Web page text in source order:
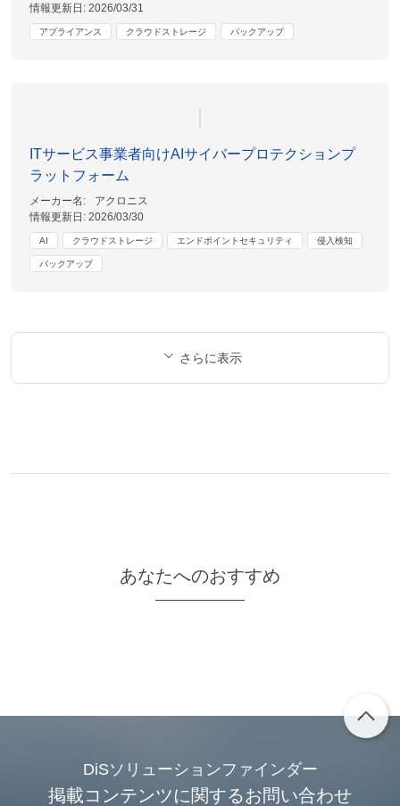
情報更新日:2026/03/31
アプライアンス クラウドストレージ バックアップ
ITサービス事業者向けAIサイバープロテクションプ
ラットフォーム
メーカー名:
アクロニス
情報更新日:2026/03/30
AI クラウドストレージ エンドポイントセキュリティ 侵入検知
バックアップ
さらに表示
あなたへのおすすめ
DiSソリューションファインダー
掲載コンテンツに関するお問い合わせ